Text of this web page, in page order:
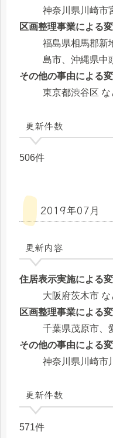
神奈川県川崎市
区画整理事業による
福島県相馬郡新
島市、沖縄県中
その他の事由による
東京都渋谷区 な
更新件数
506件
2019年07月
更新内容
住居表示実施による
大阪府茨木市 な
区画整理事業による
千葉県茂原市、
その他の事由による
神奈川県川崎市
更新件数
571件